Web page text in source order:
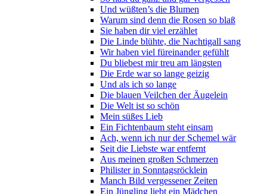
Und wüßten’s die Blumen
Warum sind denn die Rosen so blaß
Sie haben dir viel erzählet
Die Linde blühte, die Nachtigall sang
Wir haben viel füreinander gefühlt
Du bliebest mir treu am längsten
Die Erde war so lange geizig
Und als ich so lange
Die blauen Veilchen der Äugelein
Die Welt ist so schön
Mein süßes Lieb
Ein Fichtenbaum steht einsam
Ach, wenn ich nur der Schemel wär
Seit die Liebste war entfernt
Aus meinen großen Schmerzen
Philister in Sonntagsröcklein
Manch Bild vergessener Zeiten
Ein Jüngling liebt ein Mädchen